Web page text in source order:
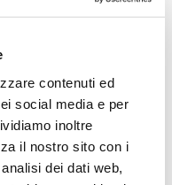
contenuti ed
social media e per
inoltre
il nostro sito con i
dei dati web,